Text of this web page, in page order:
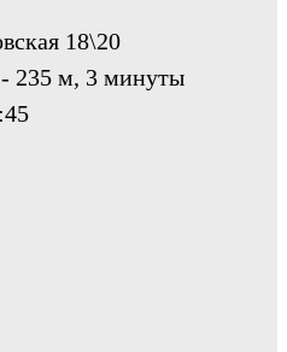
18\20
235 м, 3 минуты